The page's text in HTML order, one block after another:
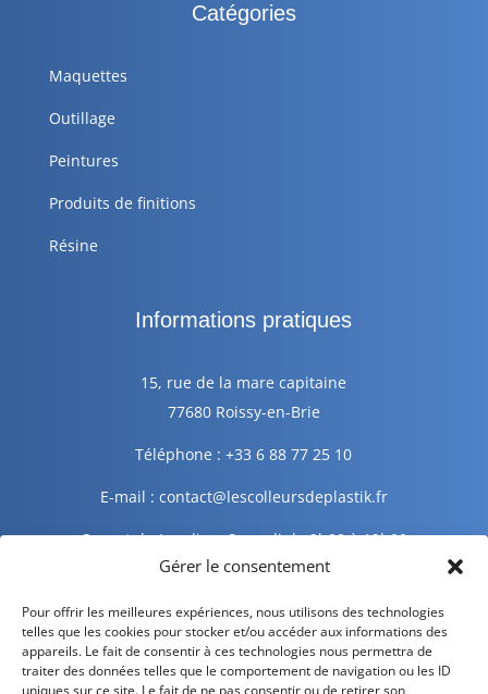
Gérer le consentement
Pour offrir les meilleures expériences, nous utilisons des technologies
telles que les cookies pour stocker et/ou accéder aux informations des
appareils. Le fait de consentir à ces technologies nous permettra de
traiter des données telles que le comportement de navigation ou les ID
uniques sur ce site. Le fait de ne pas consentir ou de retirer son
Catégories
Maquettes
Outillage
Peintures
Produits de finitions
Résine
Informations pratiques
15, rue de la mare capitaine
77680 Roissy-en-Brie
Téléphone : +33 6 88 77 25 10
E-mail : contact@lescolleursdeplastik.fr
Ouvert du Lundi au Samedi de 9h00 à 19h00
Informations légales
Mentions légales